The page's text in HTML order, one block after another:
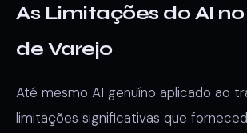
As Limitações do AI
de Varejo
Até mesmo AI genuíno aplicado ao
limitações significativas que